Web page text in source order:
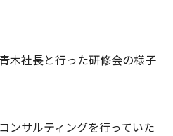
木社長と行った研修会の様子
ンサルティングを行っていた